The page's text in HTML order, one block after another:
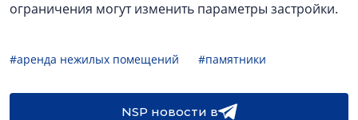
ограничения могут изменить параметры застройки.
#аренда нежилых помещений #памятники
NSP новости в